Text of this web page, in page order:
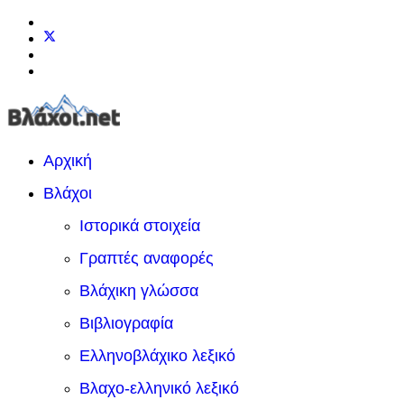
Αρχική
Βλάχοι
Ιστορικά στοιχεία
Γραπτές αναφορές
Βλάχικη γλώσσα
Βιβλιογραφία
Ελληνοβλάχικο λεξικό
Βλαχο-ελληνικό λεξικό